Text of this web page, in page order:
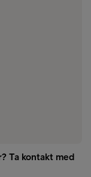
Ta kontakt med